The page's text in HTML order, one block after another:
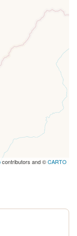
contributors and ©CARTO